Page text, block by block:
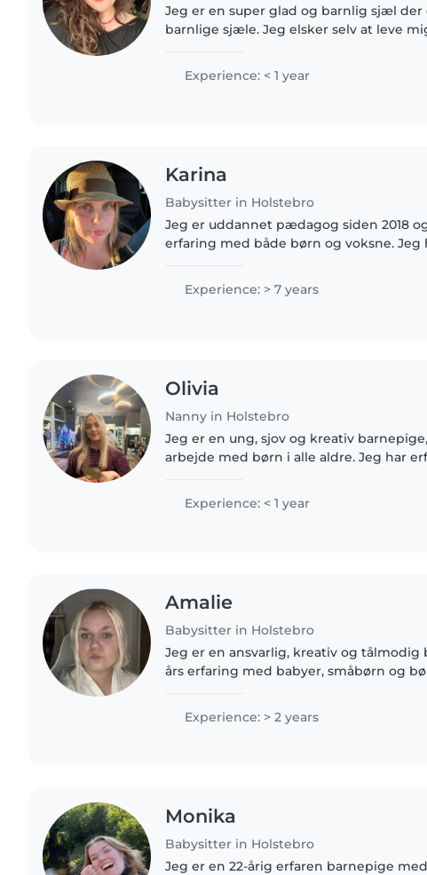
Jeg er en super glad og barnlig sjæl der
barnlige sjæle. Jeg elsker selv at leve
holstebro..
Experience: < 1 year
Karina
Babysitter in Holstebro
Jeg er uddannet pædagog siden 2018
erfaring med både børn og voksne. Jeg
med hjerneskade og..
Experience: > 7 years
Olivia
Nanny in Holstebro
Jeg er en ung, sjov og kreativ
arbejde med børn i alle aldre. Jeg har
autisme. Jeg er dygtig..
Experience: < 1 year
Amalie
Babysitter in Holstebro
Jeg er en ansvarlig, kreativ og tålmodig
års erfaring med babyer, småbørn og
og udføre pligter...
Experience: > 2 years
Monika
Babysitter in Holstebro
Jeg er en 22-årig erfaren barnepige